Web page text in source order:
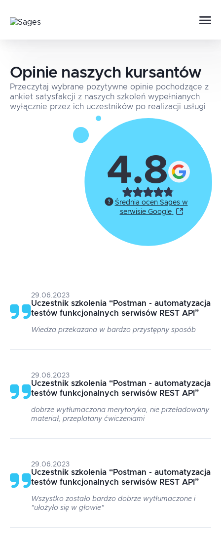
Opinie naszych kursantów
Przeczytaj wybrane pozytywne opinie pochodzące z
ankiet satysfakcji z naszych szkoleń wypełnianych
wyłącznie przez ich uczestników po realizacji usługi
4.8
Średnia ocen Sages w
serwisie Google
29.06.2023
Uczestnik szkolenia “Postman - automatyzacja
testów funkcjonalnych serwisów REST API ”
Wiedza przekazana w bardzo przystępny sposób
29.06.2023
Uczestnik szkolenia “Postman - automatyzacja
testów funkcjonalnych serwisów REST API ”
dobrze wytłumaczona merytoryka, nie przeładowany
materiał, przeplatany ćwiczeniami
29.06.2023
Uczestnik szkolenia “Postman - automatyzacja
testów funkcjonalnych serwisów REST API ”
Wszystko zostało bardzo dobrze wytłumaczone i
"ułożyło się w głowie"